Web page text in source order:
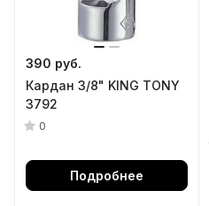
390 руб.
Кардан 3/8" KING TONY
3792
0
Подробнее